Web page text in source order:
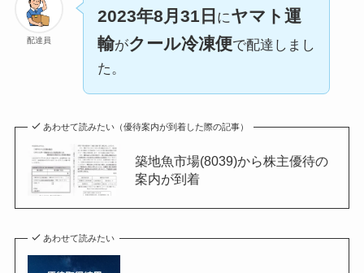
配達員
2023年8月31日 にヤマト運
輸がクール冷凍便で配達しまし
た。
あわせて読みたい（優待案内が到着した際の記事）
築地魚市場(8039)から株主優待の
案内が到着
あわせて読みたい